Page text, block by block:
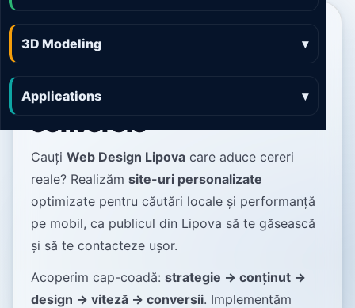
3D Modeling ▾
Applications ▾
Web Design Lipova site-
construite pentru
conversie
Cauți Web Design Lipova care aduce cereri
reale? Realizăm site-uri personalizate
optimizate pentru căutări locale și performanță
pe mobil, ca publicul din Lipova să te găsească
și să te contacteze ușor.
Acoperim cap-coadă: strategie → conținut →
design → viteză → conversii. Implementăm